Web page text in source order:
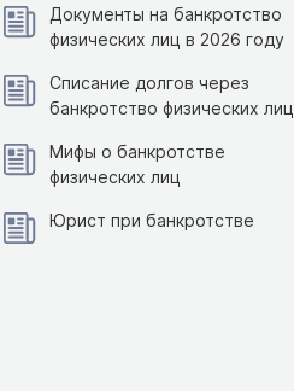
Документы на банкротство
физических лиц в 2026 году
Списание долгов через
банкротство физических лиц
Мифы о банкротстве
физических лиц
Юрист при банкротстве